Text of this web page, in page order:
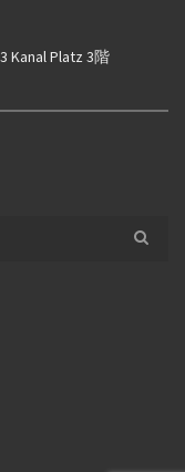
Kanal Platz 3階